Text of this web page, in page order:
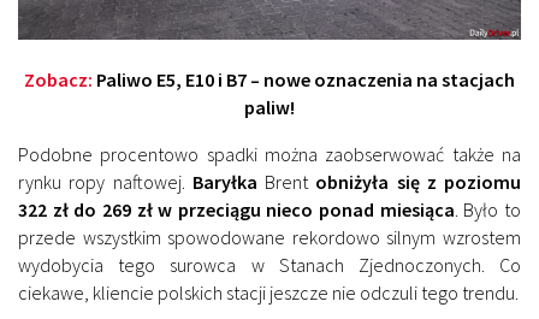
Zobacz: Paliwo E5, E10 i B7 – nowe oznaczenia na stacjach
paliw!
Podobne procentowo spadki można zaobserwować także na
rynku ropy naftowej. Baryłka Brent obniżyła się z poziomu
322 zł do 269 zł w przeciągu nieco ponad miesiąca. Było to
przede wszystkim spowodowane rekordowo silnym wzrostem
wydobycia tego surowca w Stanach Zjednoczonych. Co
ciekawe, kliencie polskich stacji jeszcze nie odczuli tego trendu.